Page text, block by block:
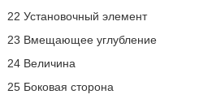
22 Установочный элемент
23 Вмещающее углубление
24 Величина
25 Боковая сторона